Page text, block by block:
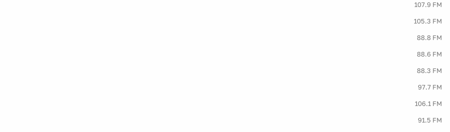
107.9 FM
105.3 FM
88.8 FM
88.6 FM
88.3 FM
97.7 FM
106.1 FM
91.5 FM